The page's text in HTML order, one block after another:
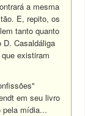
a mesma
E, repito, os
tanto quanto
D. Casaldáliga
existiram
em seu livro
pela mídia...